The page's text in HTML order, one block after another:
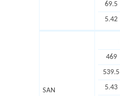
69.5
5.42
SAN
469
539.5
5.43